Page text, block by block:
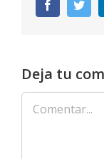
Facebook
Deja tu
Comentar